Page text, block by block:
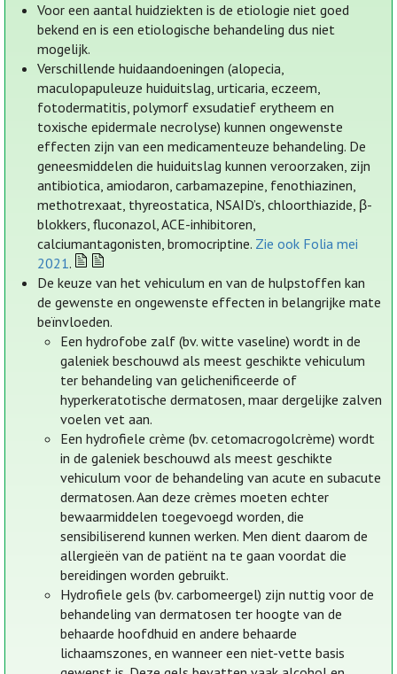
Voor een aantal huidziekten is de etiologie niet goed
bekend en is een etiologische behandeling dus niet
mogelijk.
Verschillende huidaandoeningen (alopecia,
maculopapuleuze huiduitslag, urticaria, eczeem,
fotodermatitis, polymorf exsudatief erytheem en
toxische epidermale necrolyse) kunnen ongewenste
effecten zijn van een medicamenteuze behandeling. De
geneesmiddelen die huiduitslag kunnen veroorzaken, zijn
antibiotica, amiodaron, carbamazepine, fenothiazinen,
methotrexaat, thyreostatica, NSAID’s, chloorthiazide, β-
blokkers, fluconazol, ACE-inhibitoren,
calciumantagonisten, bromocriptine. Zie ook Folia mei
2021.
De keuze van het vehiculum en van de hulpstoffen kan
de gewenste en ongewenste effecten in belangrijke mate
beïnvloeden.
Een hydrofobe zalf (bv. witte vaseline) wordt in de
galeniek beschouwd als meest geschikte vehiculum
ter behandeling van gelichenificeerde of
hyperkeratotische dermatosen, maar dergelijke zalven
voelen vet aan.
Een hydrofiele crème (bv. cetomacrogolcrème) wordt
in de galeniek beschouwd als meest geschikte
vehiculum voor de behandeling van acute en subacute
dermatosen. Aan deze crèmes moeten echter
bewaarmiddelen toegevoegd worden, die
sensibiliserend kunnen werken. Men dient daarom de
allergieën van de patiënt na te gaan voordat die
bereidingen worden gebruikt.
Hydrofiele gels (bv. carbomeergel) zijn nuttig voor de
behandeling van dermatosen ter hoogte van de
behaarde hoofdhuid en andere behaarde
lichaamszones, en wanneer een niet-vette basis